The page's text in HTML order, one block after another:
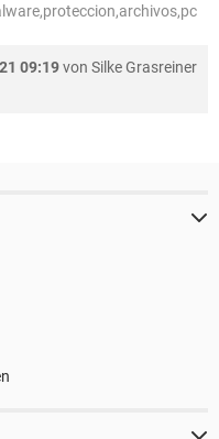
09:19von Silke Grasreiner